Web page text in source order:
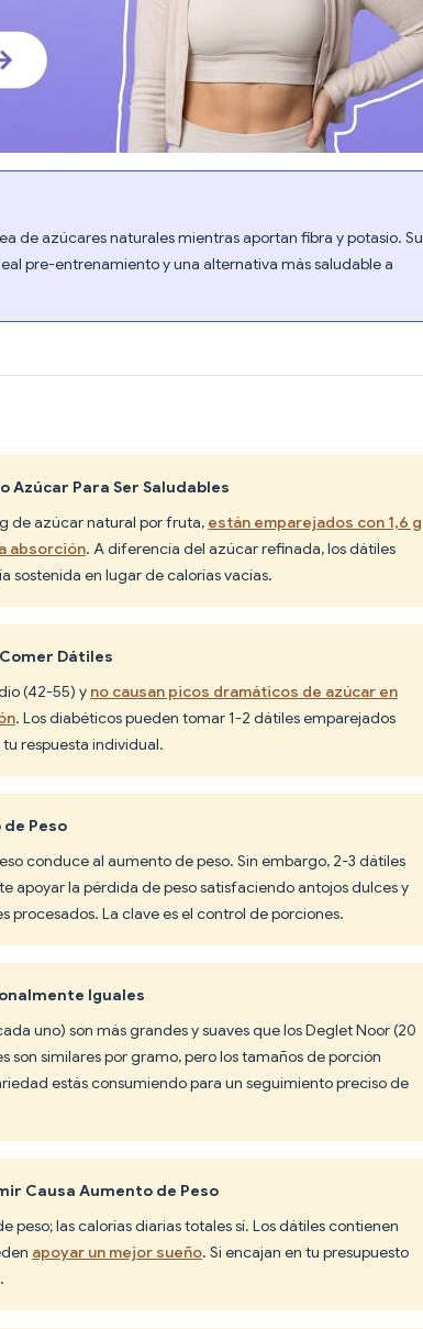
de azúcares naturales mientras aportan fibra y potasio. Su
pre-entrenamiento y una alternativa más saludable a
Azúcar Para Ser Saludables
de azúcar natural por fruta, están emparejados con 1,6 g
absorción. A diferencia del azúcar refinada, los dátiles
sostenida en lugar de calorías vacías.
Dátiles
(42-55) y no causan picos dramáticos de azúcar en
. Los diabéticos pueden tomar 1-2 dátiles emparejados
respuesta individual.
de Peso
conduce al aumento de peso. Sin embargo, 2-3 dátiles
apoyar la pérdida de peso satisfaciendo antojos dulces y
procesados. La clave es el control de porciones.
Iguales
uno) son más grandes y suaves que los Deglet Noor (20
son similares por gramo, pero los tamaños de porción
estás consumiendo para un seguimiento preciso de
Causa Aumento de Peso
peso; las calorías diarias totales sí. Los dátiles contienen
apoyar un mejor sueño. Si encajan en tu presupuesto